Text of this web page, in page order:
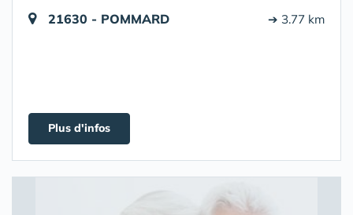
21630 - POMMARD ➔ 3.77 km
Plus d'infos